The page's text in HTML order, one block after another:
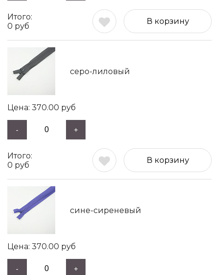
0 руб
В корзину
серо-лиловый
370.00 руб
- +
0 руб
В корзину
сине-сиреневый
370.00 руб
- +